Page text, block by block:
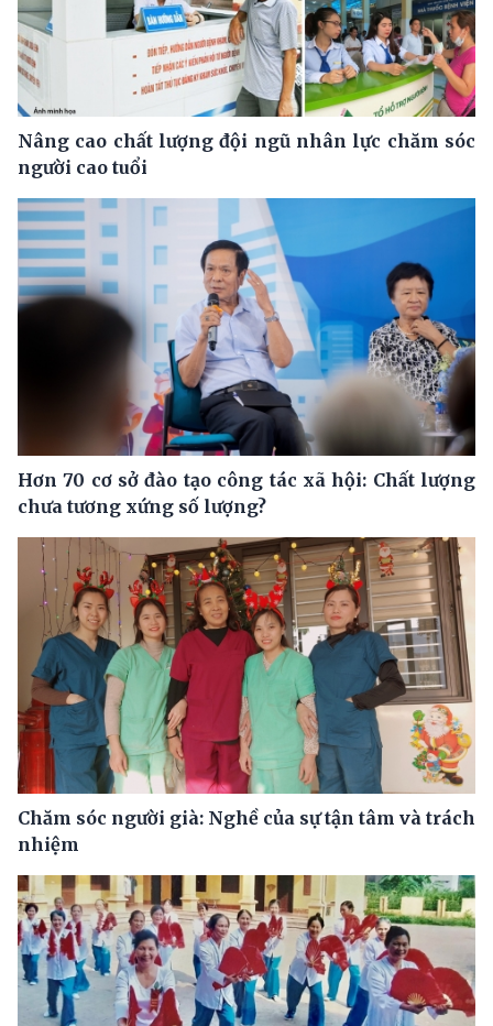
Nâng cao chất lượng đội ngũ nhân lực chăm sóc
người cao tuổi
Hơn 70 cơ sở đào tạo công tác xã hội: Chất lượng
chưa tương xứng số lượng?
Chăm sóc người già: Nghề của sự tận tâm và trách
nhiệm